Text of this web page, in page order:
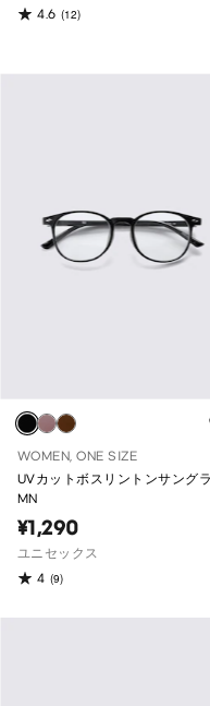
4.6 (12)
WOMEN, ONE SIZE
UVカットボスリントンサング
MN
¥1,290
ユニセックス
4 (9)